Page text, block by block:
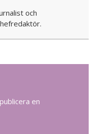
och
en